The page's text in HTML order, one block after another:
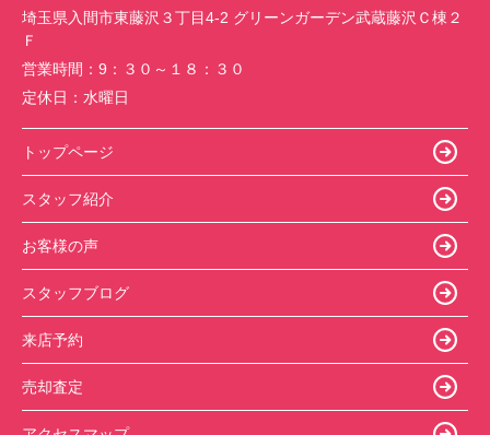
埼玉県入間市東藤沢３丁目4-2 グリーンガーデン武蔵藤沢Ｃ棟２
Ｆ
営業時間： 9：３０～１８：３０
定休日： 水曜日
トップページ
スタッフ紹介
お客様の声
スタッフブログ
来店予約
売却査定